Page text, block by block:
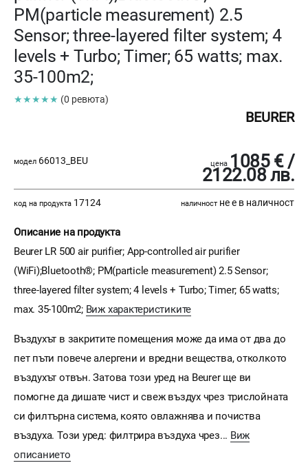
PM(particle measurement) 2.5
Sensor; three-layered filter system; 4
levels + Turbo; Timer; 65 watts; max.
35-100m2;
★★★★★ (0 ревюта)
BEURER
модел 66013_BEU цена 1085 € /
2122.08 лв.
код на продукта 17124 наличност не е в наличност
Описание на продукта
Beurer LR 500 air purifier; App-controlled air purifier
(WiFi);Bluetooth®; PM(particle measurement) 2.5 Sensor;
three-layered filter system; 4 levels + Turbo; Timer; 65 watts;
max. 35-100m2; Виж характеристиките
Въздухът в закритите помещения може да има от два до
пет пъти повече алергени и вредни вещества, отколкото
въздухът отвън. Затова този уред на Beurer ще ви
помогне да дишате чист и свеж въздух чрез трислойната
си филтърна система, която овлажнява и почиства
въздуха. Този уред: филтрира въздуха чрез... Виж
описанието